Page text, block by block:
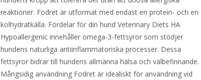
reaktioner. Fodret är utformat med endast en protein- och en
kolhydratkälla. Fördelar för din hund Veterinary Diets HA
Hypoallergenic innehåller omega-3-fettsyror som stödjer
hundens naturliga antiinflammatoriska processer. Dessa
fettsyror bidrar till hundens allmänna hälsa och välbefinnande.
Mångsidig användning Fodret är idealiskt för användning vid